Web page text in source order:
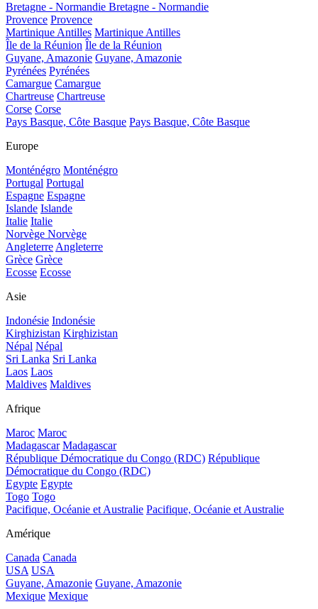
Bretagne - Normandie Bretagne - Normandie
Provence Provence
Martinique Antilles Martinique Antilles
Île de la Réunion Île de la Réunion
Guyane, Amazonie Guyane, Amazonie
Pyrénées Pyrénées
Camargue Camargue
Chartreuse Chartreuse
Corse Corse
Pays Basque, Côte Basque Pays Basque, Côte Basque
Europe
Monténégro Monténégro
Portugal Portugal
Espagne Espagne
Islande Islande
Italie Italie
Norvège Norvège
Angleterre Angleterre
Grèce Grèce
Ecosse Ecosse
Asie
Indonésie Indonésie
Kirghizistan Kirghizistan
Népal Népal
Sri Lanka Sri Lanka
Laos Laos
Maldives Maldives
Afrique
Maroc Maroc
Madagascar Madagascar
République Démocratique du Congo (RDC) République
Démocratique du Congo (RDC)
Egypte Egypte
Togo Togo
Pacifique, Océanie et Australie Pacifique, Océanie et Australie
Amérique
Canada Canada
USA USA
Guyane, Amazonie Guyane, Amazonie
Mexique Mexique